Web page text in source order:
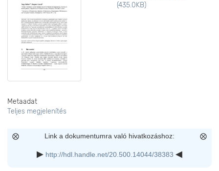
(435.0KB)
Metaadat
Teljes megjelenítés
Link a dokumentumra való hivatkozáshoz:
http://hdl.handle.net/20.500.14044/38383